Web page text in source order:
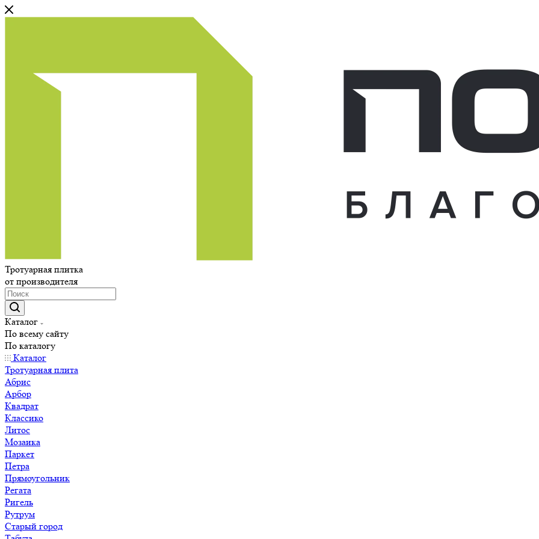
Тротуарная плитка
от производителя
Каталог
По всему сайту
По каталогу
Каталог
Тротуарная плита
Абрис
Арбор
Квадрат
Классико
Литос
Мозаика
Паркет
Петра
Прямоугольник
Регата
Ригель
Рутрум
Старый город